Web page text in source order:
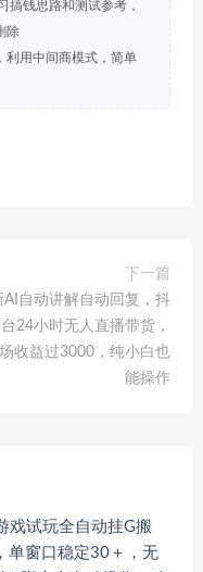
搞钱思路和测试参考，
除
利用中间商模式，简单
下一篇
AI自动讲解自动回复，抖
24小时无人直播带货，
收益过3000，纯小白也
能操作